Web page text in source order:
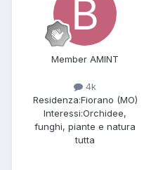
Member AMINT
4k
Residenza:Fiorano (MO)
Interessi:Orchidee,
funghi, piante e natura
tutta